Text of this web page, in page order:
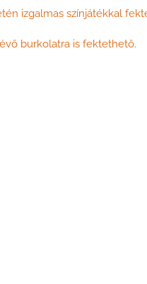
izgalmas színjátékkal
burkolatra is fektethető.